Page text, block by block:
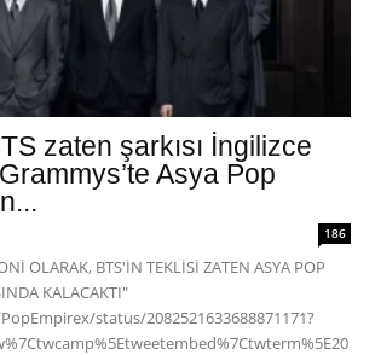
zaten şarkısı İngilizce
Asya Pop
186
OLARAK, BTS'İN TEKLİSİ ZATEN ASYA POP
KALACAKTI"
status/2082521633688871171?